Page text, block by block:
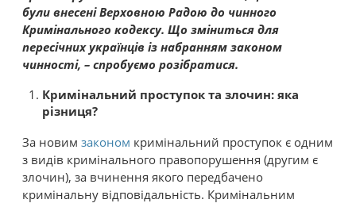
були внесені Верховною Радою до чинного
Кримінального кодексу. Що зміниться для
пересічних українців із набранням законом
чинності, – спробуємо розібратися.
Кримінальний проступок та злочин: яка
різниця?
За новим законом кримінальний проступок є одним
з видів кримінального правопорушення (другим є
злочин), за вчинення якого передбачено
кримінальну відповідальність. Кримінальним